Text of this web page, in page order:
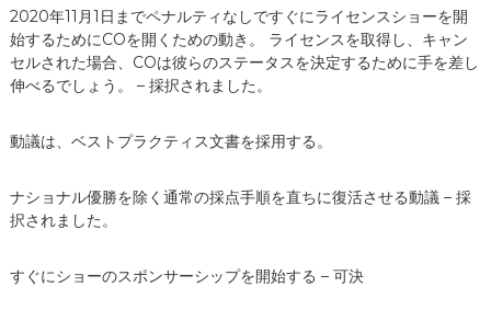
2020年11月1日までペナルティなしですぐにライセンスショーを開
始するためにCOを開くための動き。 ライセンスを取得し、キャン
セルされた場合、COは彼らのステータスを決定するために手を差し
伸べるでしょう。 – 採択されました。
動議は、ベストプラクティス文書を採用する。
ナショナル優勝を除く通常の採点手順を直ちに復活させる動議 – 採
択されました。
すぐにショーのスポンサーシップを開始する – 可決